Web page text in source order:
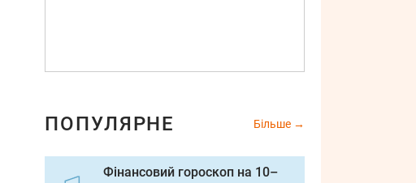
ПОПУЛЯРНЕ Більше
Фінансовий гороскоп на 10–